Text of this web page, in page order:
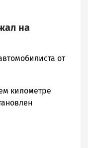
на
от
километре